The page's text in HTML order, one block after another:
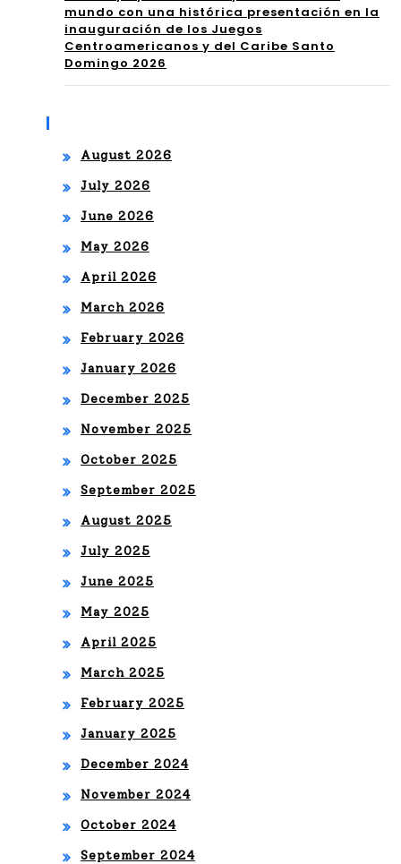
EN
SA
Y
mundo con una histórica presentación en la
inauguración de los Juegos
Centroamericanos y del Caribe Santo
Domingo 2026
August 2026
July 2026
June 2026
May 2026
April 2026
March 2026
February 2026
January 2026
December 2025
November 2025
October 2025
September 2025
August 2025
July 2025
June 2025
May 2025
April 2025
March 2025
February 2025
January 2025
December 2024
November 2024
October 2024
September 2024